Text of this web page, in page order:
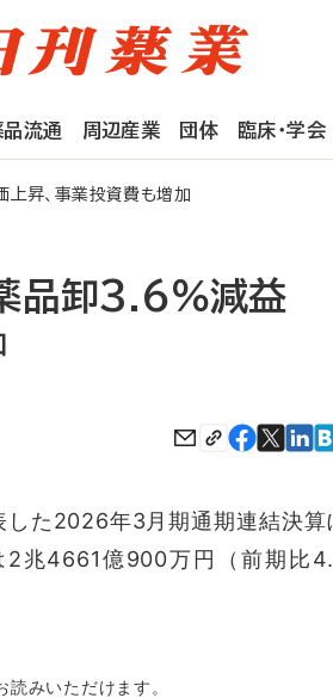
品流通 周辺産業 団体 臨床・学会
昇、事業投資費も増加
薬品卸3.6％減益
た2026年3月期通期連結決算
兆4661億900万円（前期比
みいただけます。